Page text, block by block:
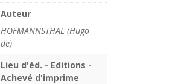
Auteur
HOFMANNSTHAL (Hugo
de)
Lieu d'éd. - Editions -
Achevé d'imprime